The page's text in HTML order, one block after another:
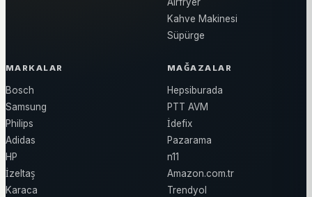
Airfryer
Kahve Makinesi
Süpürge
MARKALAR
Bosch
Samsung
Philips
Adidas
HP
İzeltaş
Karaca
MAĞAZALAR
Hepsiburada
PTT AVM
İdefix
Pazarama
n11
Amazon.com.tr
Trendyol